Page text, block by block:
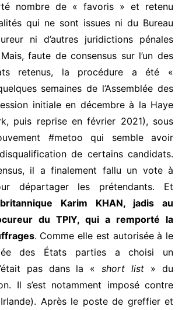
nombre de « favoris » et retenu
qui ne sont issues ni du Bureau
ni d’autres juridictions pénales
faute de consensus sur l’un des
retenus, la procédure a été «
semaines de l’Assemblée des
initiale en décembre à la Haye
puis reprise en février 2021), sous
#metoo qui semble avoir
de certains candidats.
il a finalement fallu un vote à
départager les prétendants. Et
britannique Karim KHAN, jadis au
du TPIY, qui a remporté la
. Comme elle est autorisée à le
des États parties a choisi un
pas dans la «short list » du
Il s’est notamment imposé contre
Après le poste de greffier et